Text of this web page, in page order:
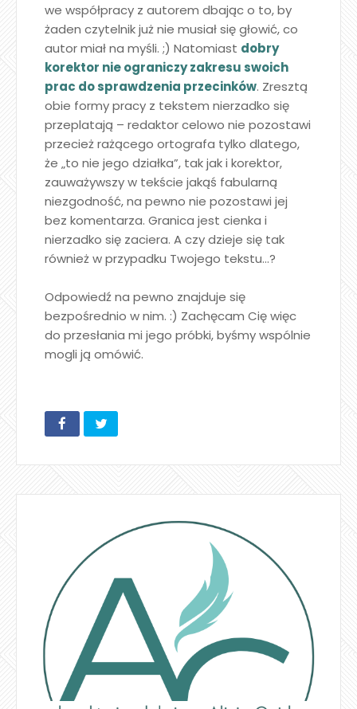
we współpracy z autorem dbając o to, by
żaden czytelnik już nie musiał się głowić, co
autor miał na myśli. ;) Natomiast dobry
korektor nie ograniczy zakresu swoich
prac do sprawdzenia przecinków. Zresztą
obie formy pracy z tekstem nierzadko się
przeplatają – redaktor celowo nie pozostawi
przecież rażącego ortografa tylko dlatego,
że „to nie jego działka”, tak jak i korektor,
zauważywszy w tekście jakąś fabularną
niezgodność, na pewno nie pozostawi jej
bez komentarza. Granica jest cienka i
nierzadko się zaciera. A czy dzieje się tak
również w przypadku Twojego tekstu…?
Odpowiedź na pewno znajduje się
bezpośrednio w nim. :) Zachęcam Cię więc
do przesłania mi jego próbki, byśmy wspólnie
mogli ją omówić.